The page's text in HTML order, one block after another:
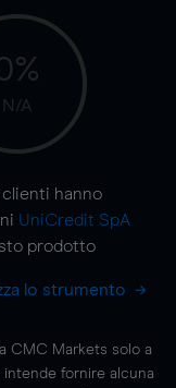
N/A
clienti hanno
UniCredit SpA
prodotto
lo strumento
CMC Markets solo a
fornire alcuna